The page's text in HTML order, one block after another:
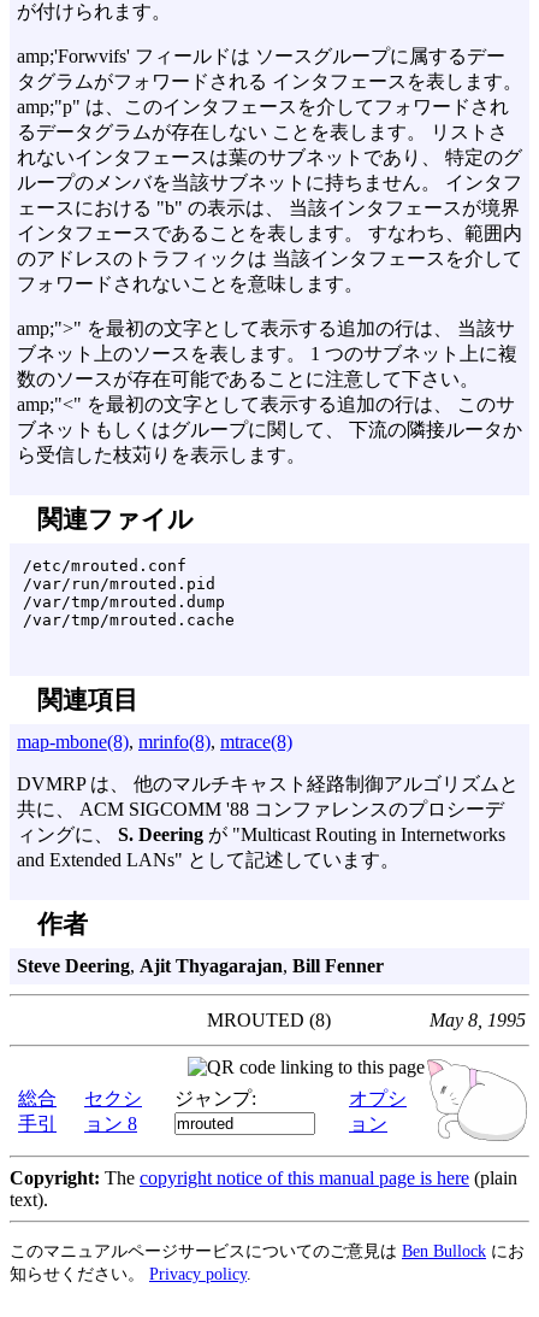
が付けられます。
amp;'Forwvifs' フィールドは ソースグループに属するデー
タグラムがフォワードされる インタフェースを表します。
amp;"p" は、このインタフェースを介してフォワードされ
るデータグラムが存在しない ことを表します。 リストさ
れないインタフェースは葉のサブネットであり、 特定のグ
ループのメンバを当該サブネットに持ちません。 インタフ
ェースにおける "b" の表示は、 当該インタフェースが境界
インタフェースであることを表します。 すなわち、範囲内
のアドレスのトラフィックは 当該インタフェースを介して
フォワードされないことを意味します。
amp;">" を最初の文字として表示する追加の行は、 当該サ
ブネット上のソースを表します。 1 つのサブネット上に複
数のソースが存在可能であることに注意して下さい。
amp;"<" を最初の文字として表示する追加の行は、 このサ
ブネットもしくはグループに関して、 下流の隣接ルータか
ら受信した枝苅りを表示します。
関連ファイル
/etc/mrouted.conf
/var/run/mrouted.pid
/var/tmp/mrouted.dump
/var/tmp/mrouted.cache
関連項目
map-mbone(8), mrinfo(8), mtrace(8)
DVMRP は、 他のマルチキャスト経路制御アルゴリズムと
共に、 ACM SIGCOMM '88 コンファレンスのプロシーデ
ィングに、 S. Deering が "Multicast Routing in Internetworks
and Extended LANs" として記述しています。
作者
Steve Deering, Ajit Thyagarajan, Bill Fenner
MROUTED (8) May 8, 1995
総合
手引
セクシ
ョン 8
ジャンプ:
オプシ
ョン
Copyright: The copyright notice of this manual page is here (plain
text).
このマニュアルページサービスについてのご意見は Ben Bullock にお
知らせください。 Privacy policy.